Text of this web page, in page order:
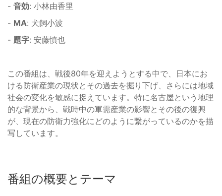
- 音効: 小林由香里
- MA: 犬飼小波
- 題字: 安藤慎也
この番組は、戦後80年を迎えようとする中で、日本にお
ける防衛産業の現状とその過去を掘り下げ、さらには地域
社会の変化を敏感に捉えています。特に名古屋という地理
的な背景から、戦時中の軍需産業の影響とその後の復興
が、現在の防衛力強化にどのように繋がっているのかを描
写しています。
番組の概要とテーマ